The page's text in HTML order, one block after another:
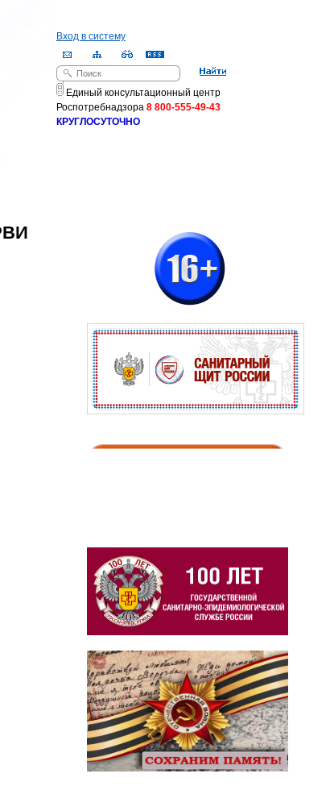
Вход в систему
Форма поиска
Поиск
Единый консультационный центр
Роспотребнадзора 8 800-555-49-43
КРУГЛОСУТОЧНО